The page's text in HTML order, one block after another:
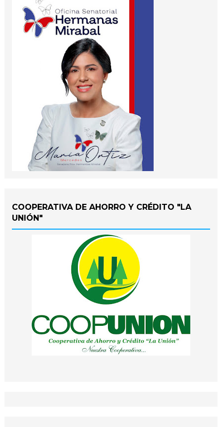
COOPERATIVA DE AHORRO Y CRÉDITO "LA
UNIÓN"